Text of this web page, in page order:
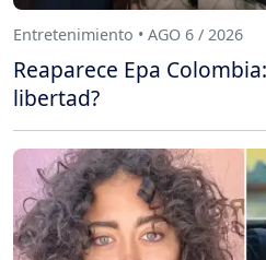
Entretenimiento • AGO 6 / 2026
Reaparece Epa
libertad?